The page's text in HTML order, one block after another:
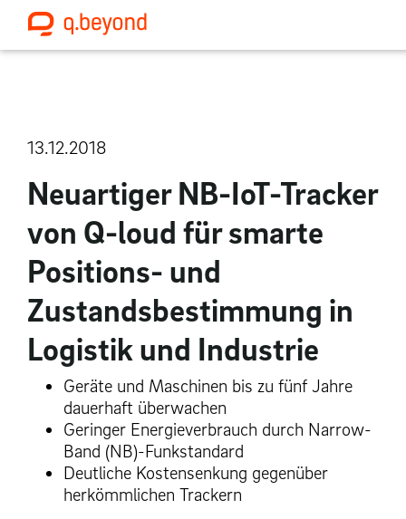
13.12.2018
Neuartiger NB-IoT-Tracker
von Q-loud für smarte
Positions- und
Zustandsbestimmung in
Logistik und Industrie
Geräte und Maschinen bis zu fünf Jahre
dauerhaft überwachen
Geringer Energieverbrauch durch Narrow-
Band (NB)-Funkstandard
Deutliche Kostensenkung gegenüber
herkömmlichen Trackern